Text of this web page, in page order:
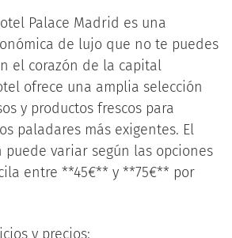
Palace Madrid es una
de lujo que no te puedes
el corazón de la capital
ofrece una amplia selección
y productos frescos para
paladares más exigentes. El
puede variar según las opciones
entre **45€** y **75€** por
y precios: